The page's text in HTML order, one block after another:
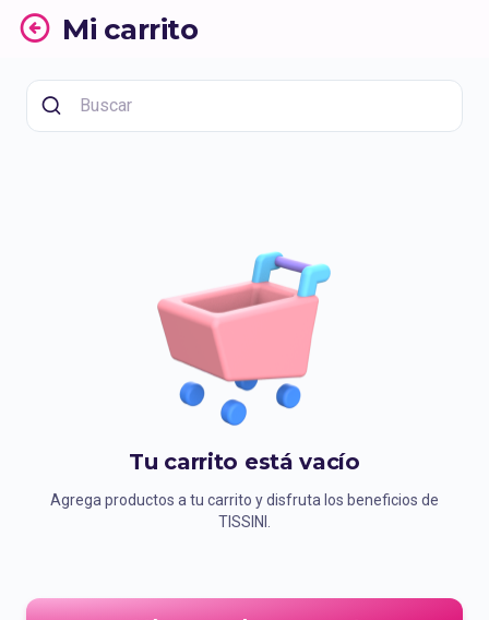
Mi carrito
Tu carrito está vacío
Agrega productos a tu carrito y disfruta los beneficios de
TISSINI.